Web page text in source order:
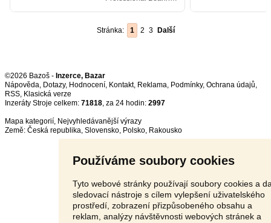
Používáme soubory cookies
Tyto webové stránky používají soubory cookies a
sledovací nástroje s cílem vylepšení uživatelského
prostředí, zobrazení přizpůsobeného obsahu a
reklam, analýzy návštěvnosti webových stránek a
Stránka: 1 2 3 Další
©2026 Bazoš - Inzerce, Bazar
Nápověda, Dotazy, Hodnocení, Kontakt, Reklama, Podmínky, Ochrana údajů,
RSS,
Inzeráty Stroje celkem: 71818, za 24 hodin: 2997
Mapa kategorií, Nejvyhledávanější výrazy
Země: Česká republika, Slovensko, Polsko, Rakousko